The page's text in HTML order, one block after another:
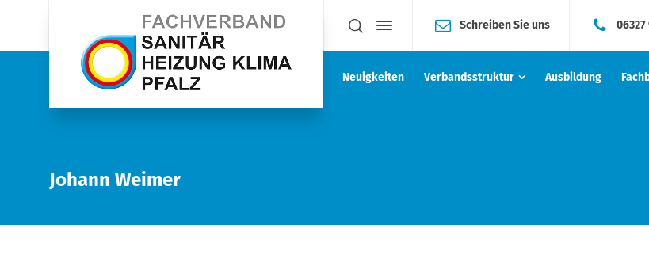
Schreiben Sie uns
Neuigkeiten Verbandsstruktur Ausbildung
Johann Weimer